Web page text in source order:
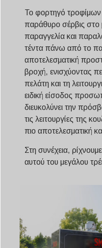
Το φορτηγό τροφίμων
παράθυρο σέρβις στο
παραγγελία και
τέντα πάνω από το
αποτελεσματική
βροχή, ενισχύοντας
πελάτη και τη
ειδική είσοδος
διευκολύνει την
τις λειτουργίες της
πιο αποτελεσματική
Στη συνέχεια,
αυτού του μεγάλου